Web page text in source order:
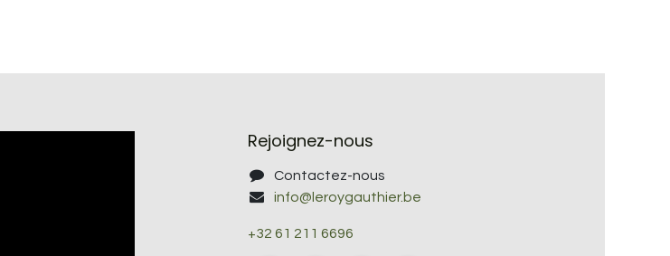
Rejoignez-nous
Contactez-nous
info@leroygauthier.be
+32 61 211 6696